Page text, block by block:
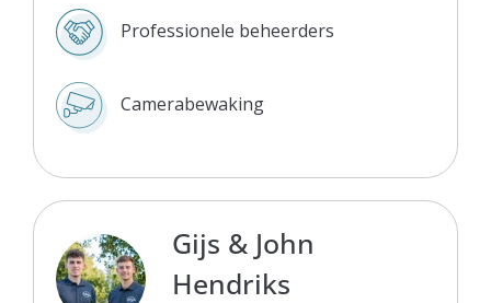
Professionele beheerders
Camerabewaking
Gijs & John
Hendriks